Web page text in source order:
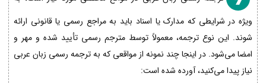
ویژه در شرایطی که مدارک یا اسناد باید به مراجع رسمی یا قانونی ارائه
شوند. این نوع ترجمه، معمولاً توسط مترجم رسمی تأیید شده و مهر و
امضا می‌شود. در اینجا چند نمونه از مواقعی که به ترجمه رسمی زبان عربی
نیاز پیدا می‌کنید، آورده شده است: